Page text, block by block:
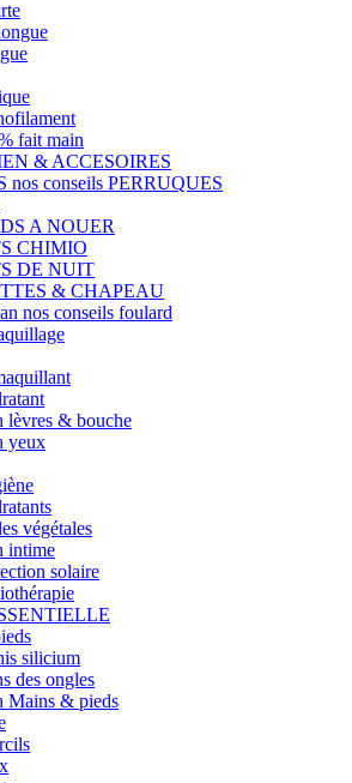
fait main
& ACCESOIRES
nos conseils PERRUQUES
A NOUER
CHIMIO
DE NUIT
& CHAPEAU
nos conseils foulard
lèvres & bouche
yeux
végétales
intime
solaire
silicium
des ongles
Mains & pieds